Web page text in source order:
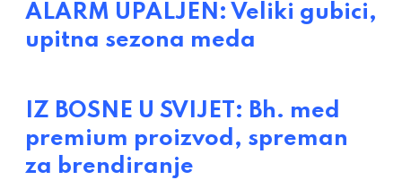
ALARM UPALJEN: Veliki gubici,
upitna sezona meda
IZ BOSNE U SVIJET: Bh. med
premium proizvod, spreman
za brendiranje